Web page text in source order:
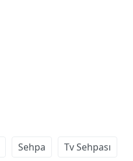
Sehpa Tv Sehpası